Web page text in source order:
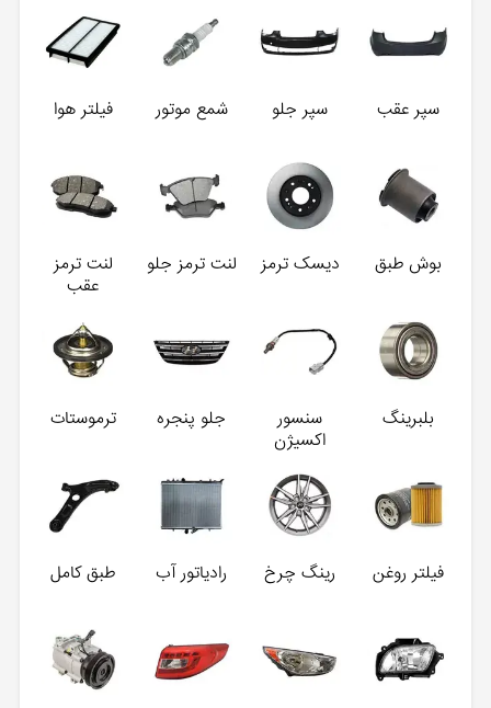
سپر عقب سپر جلو شمع موتور فیلتر هوا
بوش طبق دیسک ترمز لنت ترمز جلو
لنت ترمز
عقب
بلبرینگ
سنسور
اکسیژن
جلو پنجره ترموستات
فیلتر روغن رینگ چرخ رادیاتور آب طبق کامل